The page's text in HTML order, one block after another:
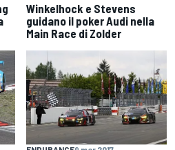
Winkelhock e Stevens
guidano il poker Audi nella
Main Race di Zolder